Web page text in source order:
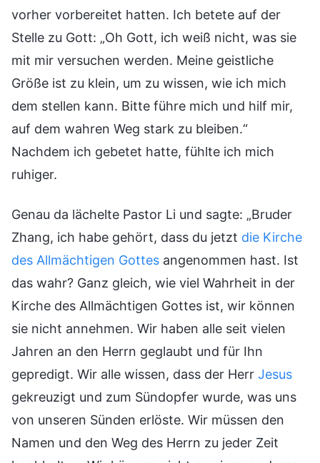
vorher vorbereitet hatten. Ich betete auf der
Stelle zu Gott: „Oh Gott, ich weiß nicht, was sie
mit mir versuchen werden. Meine geistliche
Größe ist zu klein, um zu wissen, wie ich mich
dem stellen kann. Bitte führe mich und hilf mir,
auf dem wahren Weg stark zu bleiben.“
Nachdem ich gebetet hatte, fühlte ich mich
ruhiger.
Genau da lächelte Pastor Li und sagte: „Bruder
Zhang, ich habe gehört, dass du jetzt die Kirche
des Allmächtigen Gottes angenommen hast. Ist
das wahr? Ganz gleich, wie viel Wahrheit in der
Kirche des Allmächtigen Gottes ist, wir können
sie nicht annehmen. Wir haben alle seit vielen
Jahren an den Herrn geglaubt und für Ihn
gepredigt. Wir alle wissen, dass der Herr Jesus
gekreuzigt und zum Sündopfer wurde, was uns
von unseren Sünden erlöste. Wir müssen den
Namen und den Weg des Herrn zu jeder Zeit